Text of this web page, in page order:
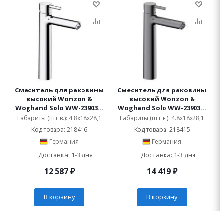
Смеситель для раковины
высокий Wonzon &
Woghand Solo WW-239032-
CR
Габариты (ш.г.в.): 4.8x18x28,1
Код товара: 218416
Германия
Доставка: 1-3 дня
12 587₽
В корзину
Смеситель для раковины
высокий Wonzon &
Woghand Solo WW-239032-
BGM
Габариты (ш.г.в.): 4.8x18x28,1
Код товара: 218415
Германия
Доставка: 1-3 дня
14 419₽
В корзину